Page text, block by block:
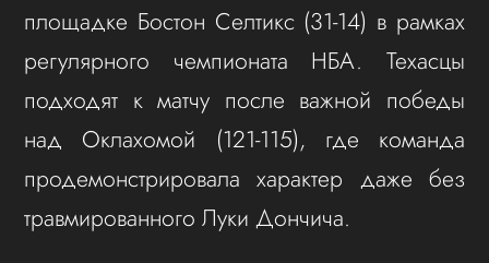
площадке Бостон Селтикс (31-14) в рамках
регулярного чемпионата НБА. Техасцы
подходят к матчу после важной победы
над Оклахомой (121-115), где команда
продемонстрировала характер даже без
травмированного Луки Дончича.